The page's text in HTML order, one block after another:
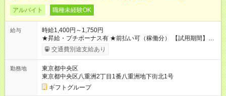
アルバイト 職種未経験OK
給与
時給1,400円～1,750円
★昇給・プチボーナス有 ★前払い可（稼働分） 【試用期間】試
用期間なし
交通費別途支給あり
勤務地
東京都中央区
東京都中央区八重洲2丁目1番八重洲地下街北1号
ギフトグループ